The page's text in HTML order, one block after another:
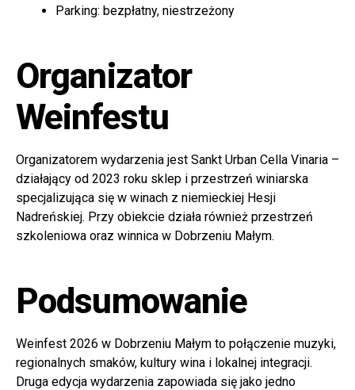
Parking: bezpłatny, niestrzeżony
Organizator
Weinfestu
Organizatorem wydarzenia jest Sankt Urban Cella Vinaria –
działający od 2023 roku sklep i przestrzeń winiarska
specjalizująca się w winach z niemieckiej Hesji
Nadreńskiej. Przy obiekcie działa również przestrzeń
szkoleniowa oraz winnica w Dobrzeniu Małym.
Podsumowanie
Weinfest 2026 w Dobrzeniu Małym to połączenie muzyki,
regionalnych smaków, kultury wina i lokalnej integracji.
Druga edycja wydarzenia zapowiada się jako jedno